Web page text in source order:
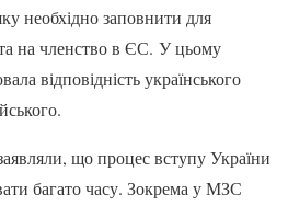
необхідно заповнити для
на членство в ЄС. У цьому
відповідність українського
що процес вступу України
багато часу. Зокрема у МЗС